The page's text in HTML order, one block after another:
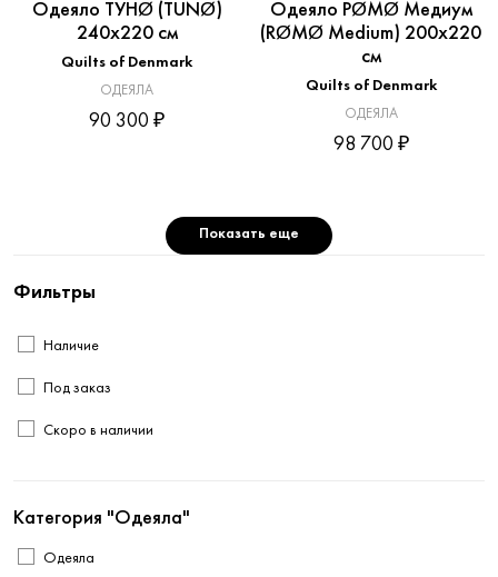
Одеяло ТУНØ (TUNØ)
240x220 см
Quilts of Denmark
ОДЕЯЛА
90 300 ₽
Одеяло РØМØ Медиум
(RØMØ Medium) 200x220
см
Quilts of Denmark
ОДЕЯЛА
98 700 ₽
Показать еще
Фильтры
Наличие
Под заказ
Скоро в наличии
Категория "Одеяла"
Одеяла